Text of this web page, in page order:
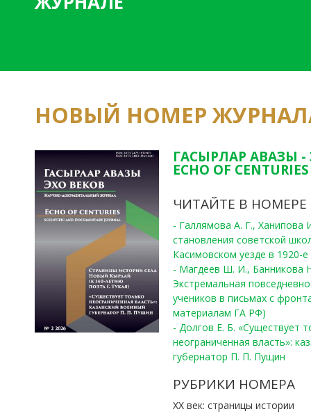
НОВЫЙ НОМЕР
ГАСЫРЛАР АВАЗЫ -
ECHO OF
ЧИТАЙТЕ В НОМЕРЕ
- Галлямова А. Г.,
становления советской
Касимовском уезде в 1920-е
- Магдеев Ш. И., Банникова
Экстремальная
учеников в письмах с
материалам ГА РФ)
- Долгов Е. Б. «Существует
неограниченная власть»:
губернатор П. П. Пущин
РУБРИКИ НОМЕРА
ХХ век: страницы истории